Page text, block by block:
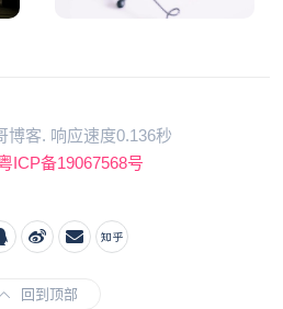
博客. 响应速度0.136秒
ICP备19067568号
回到顶部